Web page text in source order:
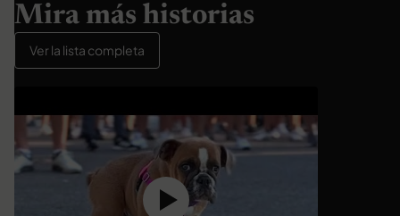
Mira más historias
Ver la lista completa